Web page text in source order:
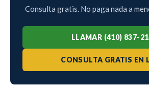
Consulta gratis. No paga nada a
LLAMAR (410) 837-
CONSULTA GRATIS EN